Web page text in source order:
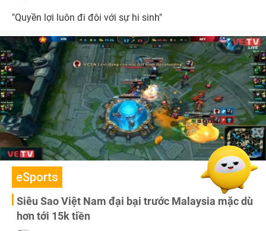
"Quyền lợi luôn đi đôi với sự hi sinh"
eSports
Siêu Sao Việt Nam đại bại trước Malaysia mặc dù
hơn tới 15k tiền